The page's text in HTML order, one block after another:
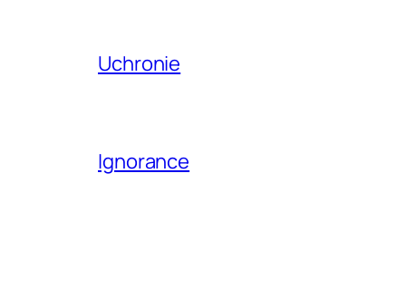
Uchronie
Ignorance